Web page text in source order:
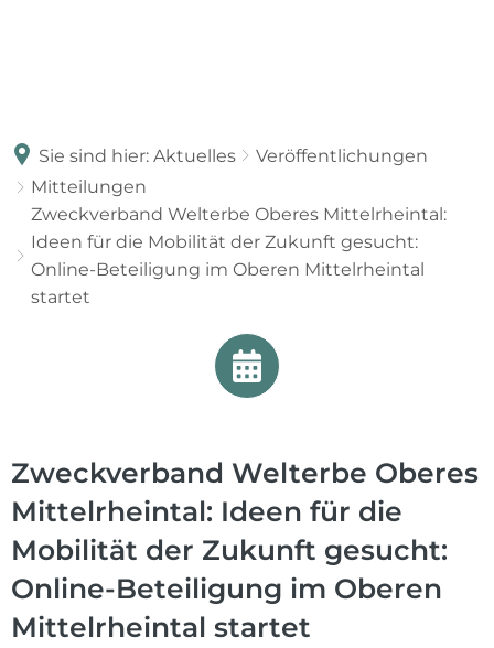
Sie sind hier: Aktuelles
Veröffentlichungen
Mitteilungen
Zweckverband Welterbe Oberes Mittelrheintal:
Ideen für die Mobilität der Zukunft gesucht:
Online-Beteiligung im Oberen Mittelrheintal
startet
Zweckverband Welterbe Oberes
Mittelrheintal: Ideen für die
Mobilität der Zukunft gesucht:
Online-Beteiligung im Oberen
Mittelrheintal startet